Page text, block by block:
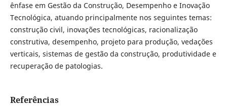
ênfase em Gestão da Construção, Desempenho e Inovação
Tecnológica, atuando principalmente nos seguintes temas:
construção civil, inovações tecnológicas, racionalização
construtiva, desempenho, projeto para produção, vedações
verticais, sistemas de gestão da construção, produtividade e
recuperação de patologias.
Referências